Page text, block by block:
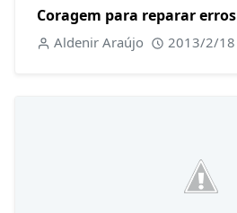
Coragem para reparar erros
Aldenir Araújo 2013/2/18